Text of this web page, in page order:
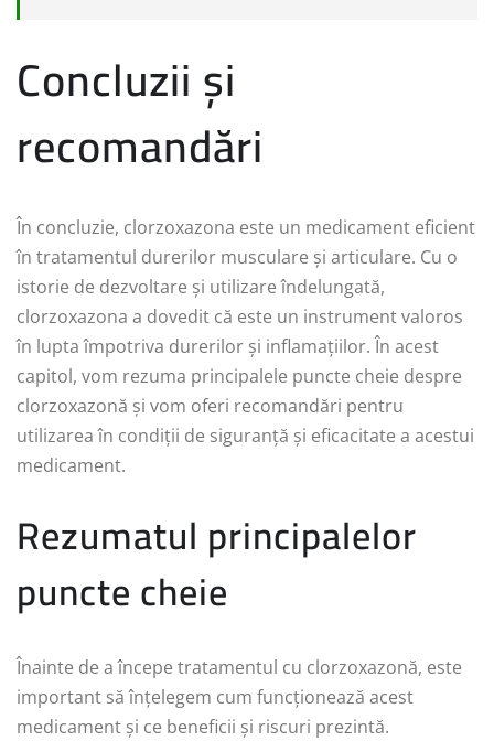
Concluzii și
recomandări
În concluzie, clorzoxazona este un medicament eficient
în tratamentul durerilor musculare și articulare. Cu o
istorie de dezvoltare și utilizare îndelungată,
clorzoxazona a dovedit că este un instrument valoros
în lupta împotriva durerilor și inflamațiilor. În acest
capitol, vom rezuma principalele puncte cheie despre
clorzoxazonă și vom oferi recomandări pentru
utilizarea în condiții de siguranță și eficacitate a acestui
medicament.
Rezumatul principalelor
puncte cheie
Înainte de a începe tratamentul cu clorzoxazonă, este
important să înțelegem cum funcționează acest
medicament și ce beneficii și riscuri prezintă.